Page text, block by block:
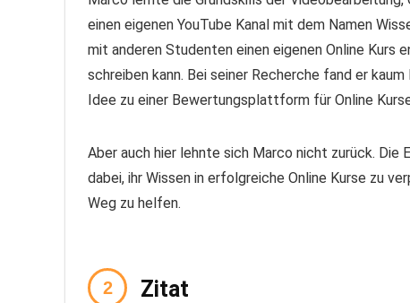
einen eigenen YouTube Kanal mit dem Namen
mit anderen Studenten einen eigenen Online Kurs
schreiben kann. Bei seiner Recherche fand er
Idee zu einer Bewertungsplattform für Online
Aber auch hier lehnte sich Marco nicht zurück.
dabei, ihr Wissen in erfolgreiche Online Kurse zu
Weg zu helfen.
Zitat